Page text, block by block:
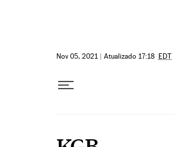
Nov 05, 2021 | Atualizado 17:18 EDT